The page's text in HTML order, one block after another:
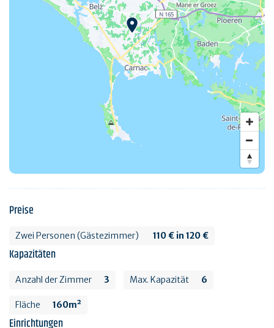
Preise
Zwei Personen (Gästezimmer) 110 € in 120 €
Kapazitäten
Anzahl der Zimmer 3 Max. Kapazität 6
Fläche 160m²
Einrichtungen